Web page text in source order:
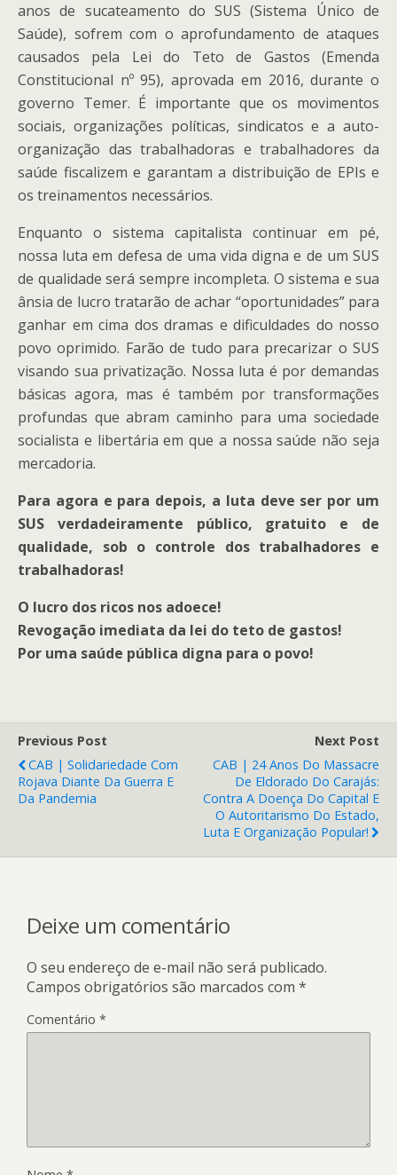
anos de sucateamento do SUS (Sistema Único de
Saúde), sofrem com o aprofundamento de ataques
causados pela Lei do Teto de Gastos (Emenda
Constitucional nº95), aprovada em 2016, durante o
governo Temer. É importante que os movimentos
sociais, organizações políticas, sindicatos e a auto-
organização das trabalhadoras e trabalhadores da
saúde fiscalizem e garantam a distribuição de EPIs e
os treinamentos necessários.
Enquanto o sistema capitalista continuar em pé,
nossa luta em defesa de uma vida digna e de um SUS
de qualidade será sempre incompleta. O sistema e sua
ânsia de lucro tratarão de achar “oportunidades” para
ganhar em cima dos dramas e dificuldades do nosso
povo oprimido. Farãode tudo para precarizar o SUS
visando sua privatização. Nossa luta é por demandas
básicas agora, mas é também por transformações
profundas que abram caminho para uma sociedade
socialista e libertária em que a nossa saúde não seja
mercadoria.
Para agora e para depois, a luta deve ser por um
SUS verdadeiramente público, gratuito e de
qualidade, sob o controle dos trabalhadores e
trabalhadoras!
O lucro dos ricos nos adoece!
Revogação imediata da lei do teto de gastos!
Por uma saúde pública digna para o povo!
Previous Post
CAB | Solidariedade Com
Rojava Diante Da Guerra E
Da Pandemia
Next Post
CAB | 24 Anos Do Massacre
De Eldorado Do Carajás:
Contra A Doença Do Capital E
O Autoritarismo Do Estado,
Luta E Organização Popular!
Deixe um comentário
O seu endereço de e-mail não será publicado.
Campos obrigatórios são marcados com *
Comentário *